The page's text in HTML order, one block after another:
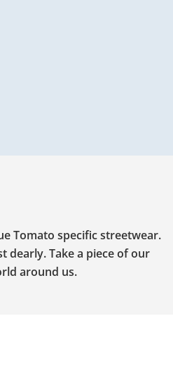
Tomato specific streetwear.
dearly. Take a piece of our
around us.